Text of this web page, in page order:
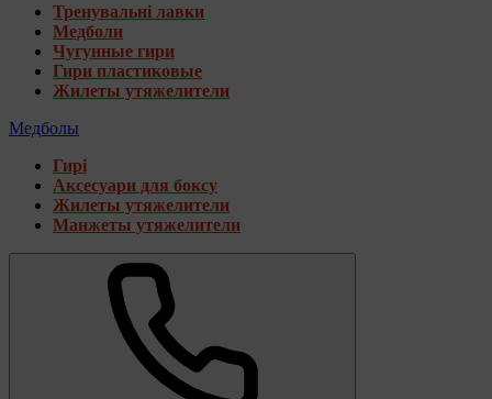
Тренувальні лавки
Медболи
Чугунные гири
Гири пластиковые
Жилеты утяжелители
Медболы
Гирі
Аксесуари для боксу
Жилеты утяжелители
Манжеты утяжелители